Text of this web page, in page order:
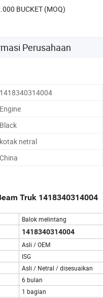
BUCKET (MOQ)
Perusahaan
1418340314004
Engine
Black
kotak netral
China
Truk 1418340314004
Balok melintang
1418340314004
Asli / OEM
ISG
Asli / Netral / disesuaikan
6 bulan
1 bagian